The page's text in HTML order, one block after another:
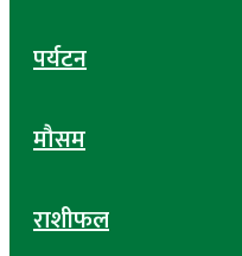
पर्यटन
मौसम
राशीफल